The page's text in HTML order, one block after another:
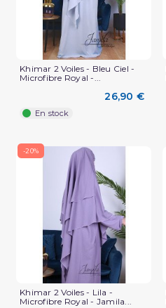
Khimar 2 Voiles - Bleu Ciel -
Microfibre Royal -...
26,90 €
En stock
-20%
Khimar 2 Voiles - Lila -
Microfibre Royal - Jamila...